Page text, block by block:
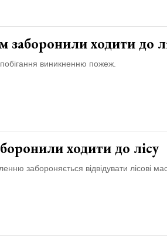
ходити до
виникненню пожеж.
ходити до лісу
забороняється відвідувати лісові